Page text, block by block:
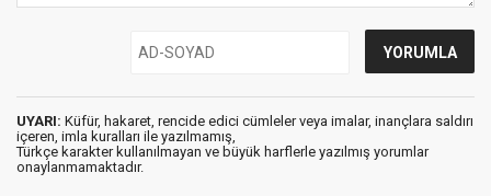
UYARI: Küfür, hakaret, rencide edici cümleler veya imalar, inançlara saldırı
içeren, imla kuralları ile yazılmamış,
Türkçe karakter kullanılmayan ve büyük harflerle yazılmış yorumlar
onaylanmamaktadır.